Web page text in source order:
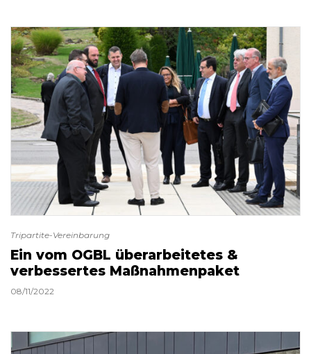
Tripartite-Vereinbarung
Ein vom OGBL überarbeitetes &
verbessertes Maßnahmenpaket
08/11/2022